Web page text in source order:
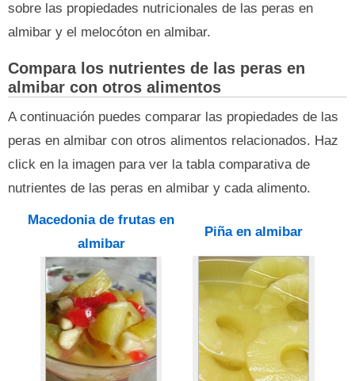
sobre las propiedades nutricionales de las peras en
almibar y el melocóton en almibar.
Compara los nutrientes de las peras en
almibar con otros alimentos
A continuación puedes comparar las propiedades de las
peras en almibar con otros alimentos relacionados. Haz
click en la imagen para ver la tabla comparativa de
nutrientes de las peras en almibar y cada alimento.
Macedonia de frutas en
almibar
Piña en almibar